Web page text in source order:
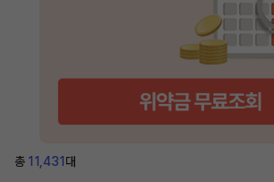
총 11,431 대